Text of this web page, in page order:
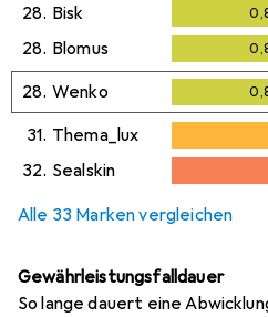
28. Bisk
28. Blomus
28. Wenko
31. Thema_lux
32. Sealskin
Alle 33 Marken vergleichen
Gewährleistungsfalldauer
So lange dauert eine